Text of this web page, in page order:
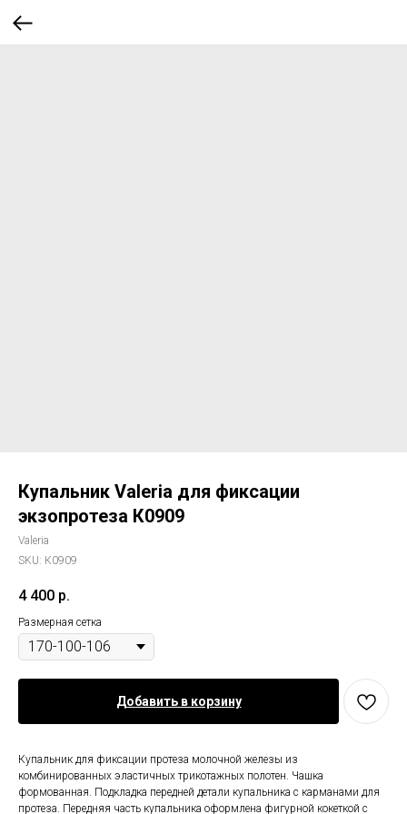
Купальник Valeria для фиксации
экзопротеза К0909
Valeria
SKU: К0909
4 400 р.
Размерная сетка
Добавить в корзину
Купальник для фиксации протеза молочной железы из
комбинированных эластичных трикотажных полотен. Чашка
формованная. Подкладка передней детали купальника с карманами для
протеза. Передняя часть купальника оформлена фигурной кокеткой с